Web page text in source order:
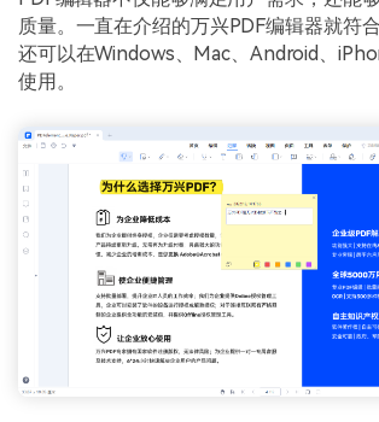
质量。一直在介绍的万兴PDF编辑器就符
还可以在Windows、Mac、Android、
使用。